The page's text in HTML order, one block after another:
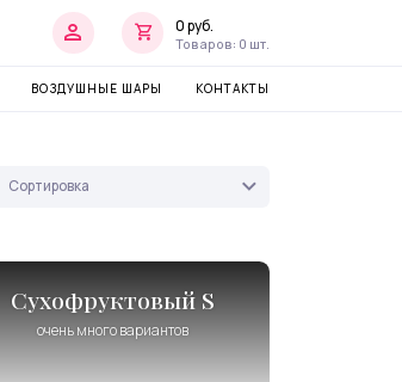
0руб.
Товаров: 0 шт.
ВОЗДУШНЫЕ ШАРЫ КОНТАКТЫ
Сухофруктовый S
очень много вариантов